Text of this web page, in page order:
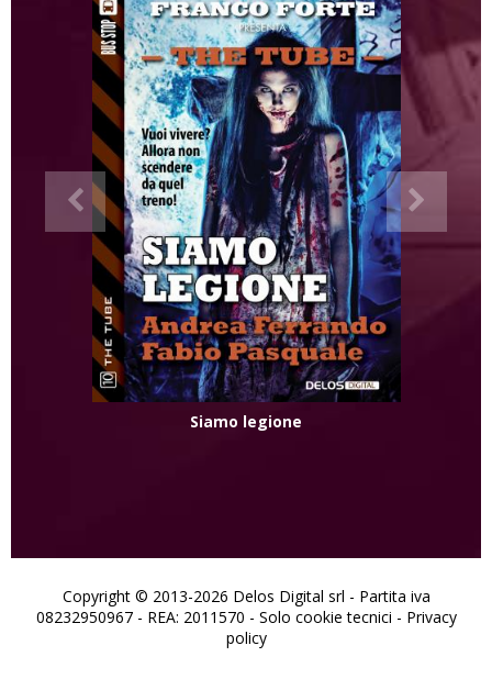
Siamo legione
Copyright © 2013-2026 Delos Digital srl - Partita iva
08232950967 - REA: 2011570 - Solo cookie tecnici - Privacy
policy